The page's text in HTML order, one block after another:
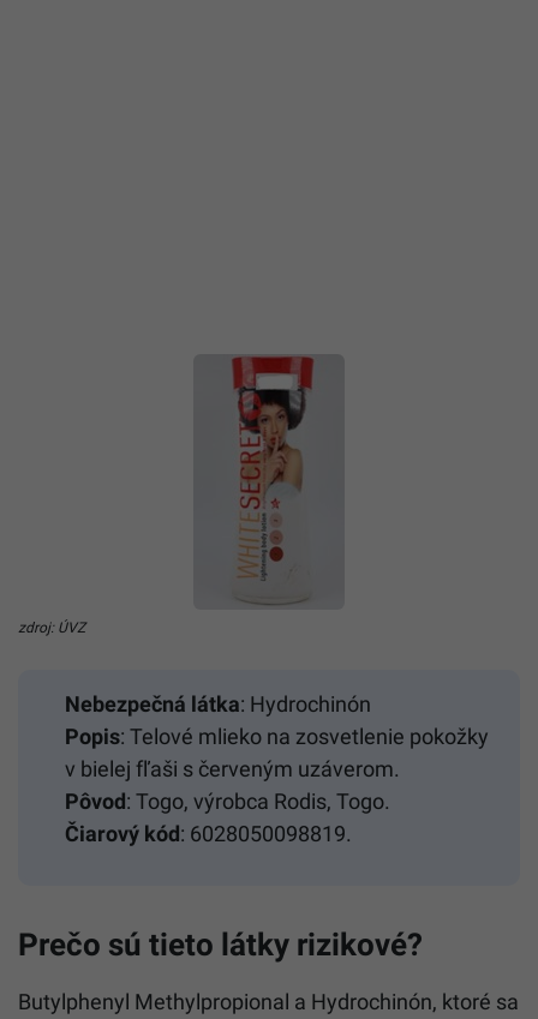
zdroj: ÚVZ
Nebezpečná látka: Hydrochinón
Popis: Telové mlieko na zosvetlenie pokožky
v bielej fľaši s červeným uzáverom.
Pôvod: Togo, výrobca Rodis, Togo.
Čiarový kód: 6028050098819.
Prečo sú tieto látky rizikové?
Butylphenyl Methylpropional a Hydrochinón, ktoré sa